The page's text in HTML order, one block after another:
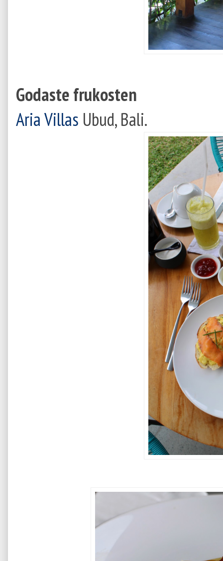
Godaste frukosten
Aria Villas Ubud, Bali.